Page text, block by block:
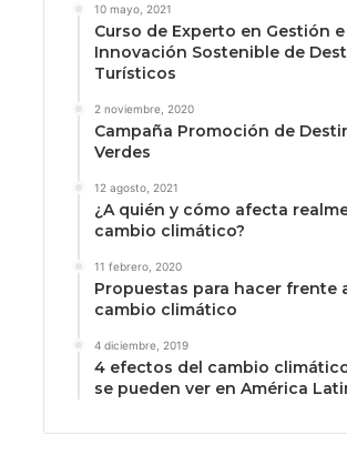
10 mayo, 2021
Curso de Experto en Gestión e
Innovación Sostenible de
Turísticos
2 noviembre, 2020
Campaña Promoción de
Verdes
12 agosto, 2021
¿A quién y cómo afecta
cambio climático?
11 febrero, 2020
Propuestas para hacer frente
cambio climático
4 diciembre, 2019
4 efectos del cambio
se pueden ver en América